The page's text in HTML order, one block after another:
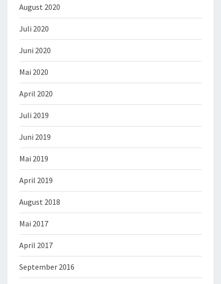
August 2020
Juli 2020
Juni 2020
Mai 2020
April 2020
Juli 2019
Juni 2019
Mai 2019
April 2019
August 2018
Mai 2017
April 2017
September 2016